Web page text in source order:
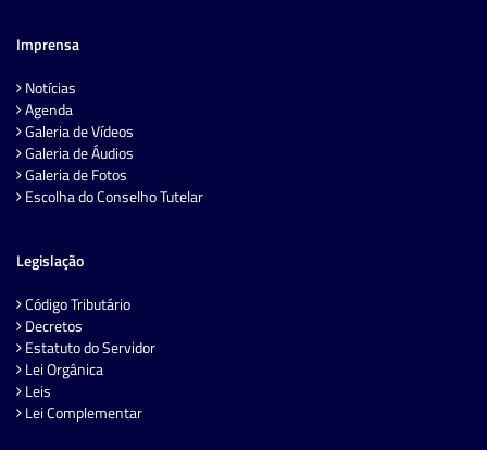
Imprensa
Notícias
Agenda
Galeria de Vídeos
Galeria de Áudios
Galeria de Fotos
Escolha do Conselho Tutelar
Legislação
Código Tributário
Decretos
Estatuto do Servidor
Lei Orgânica
Leis
Lei Complementar